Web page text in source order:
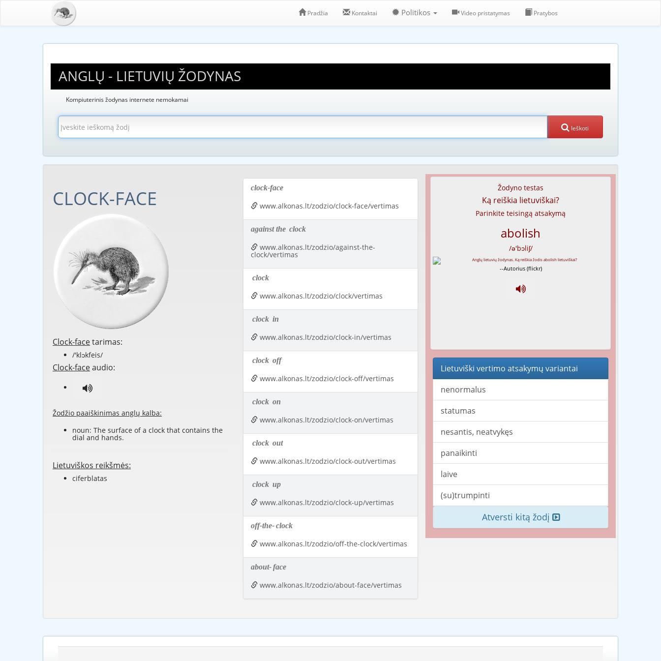
Pradžia Kontaktai Politikos Video pristatymas Pratybos
ANGLŲ - LIETUVIŲ ŽODYNAS
Kompiuterinis žodynas internete nemokamai
Ieškoti
CLOCK-FACE
Clock-facetarimas:
/'klɔkfeis/
Clock-faceaudio:
Žodžio paaiškinimas anglų kalba:
noun: The surface of a clock that contains the
dial and hands.
Lietuviškos reikšmės:
ciferblatas
clock-face
www.alkonas.lt/zodzio/clock-face/vertimas
against the clock
www.alkonas.lt/zodzio/against-the-
clock/vertimas
clock
www.alkonas.lt/zodzio/clock/vertimas
clock in
www.alkonas.lt/zodzio/clock-in/vertimas
clock off
www.alkonas.lt/zodzio/clock-off/vertimas
clock on
www.alkonas.lt/zodzio/clock-on/vertimas
clock out
www.alkonas.lt/zodzio/clock-out/vertimas
clock up
www.alkonas.lt/zodzio/clock-up/vertimas
off-the-clock
www.alkonas.lt/zodzio/off-the-clock/vertimas
about-face
www.alkonas.lt/zodzio/about-face/vertimas
Žodyno testas
Ką reiškia lietuviškai?
Parinkite teisingą atsakymą
abolish
/ə'bɔliʃ/
--Autorius (flickr)
Lietuviški vertimo atsakymų variantai
nenormalus
statumas
nesantis, neatvykęs
panaikinti
laive
(su)trumpinti
Atversti kitą žodį